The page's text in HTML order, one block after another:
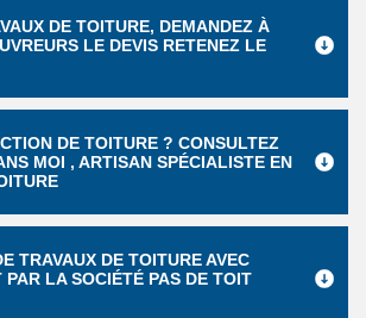
DE TOITURE, DEMANDEZ À
LE DEVIS RETENEZ LE
DE TOITURE ? CONSULTEZ
MOI , ARTISAN SPÉCIALISTE EN
TRAVAUX DE TOITURE AVEC
PAR LA SOCIÉTÉ PAS DE TOIT